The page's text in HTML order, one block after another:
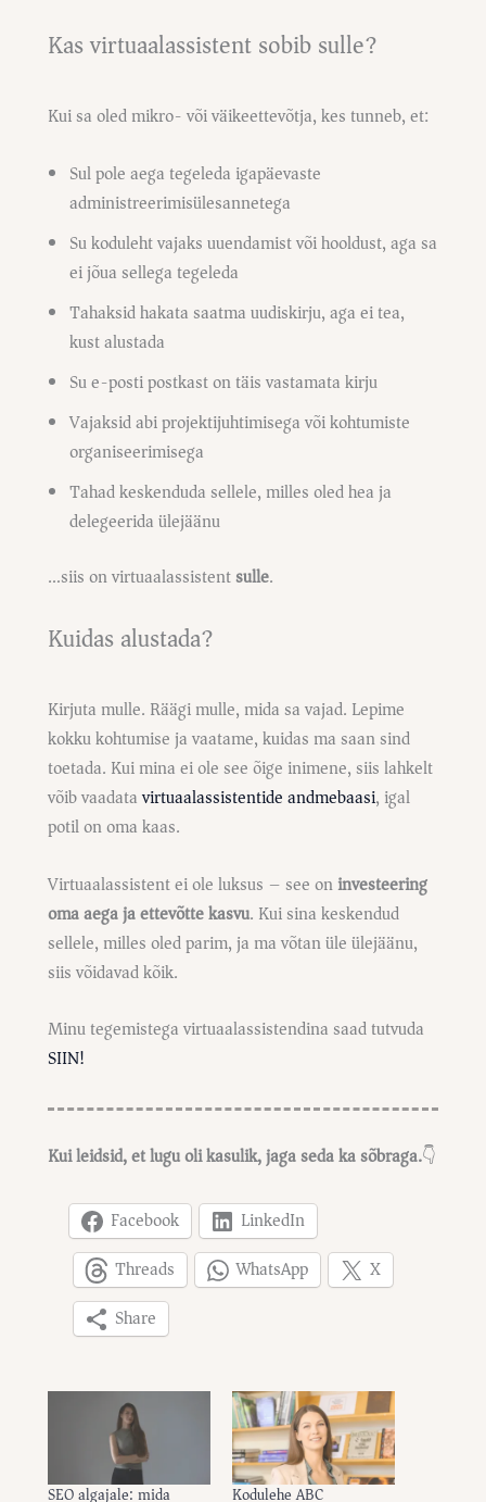
Kas virtuaalassistent sobib sulle?
Kui sa oled mikro- või väikeettevõtja, kes tunneb, et:
Sul pole aega tegeleda igapäevaste
administreerimisülesannetega
Su koduleht vajaks uuendamist või hooldust, aga sa
ei jõua sellega tegeleda
Tahaksid hakata saatma uudiskirju, aga ei tea,
kust alustada
Su e-posti postkast on täis vastamata kirju
Vajaksid abi projektijuhtimisega või kohtumiste
organiseerimisega
Tahad keskenduda sellele, milles oled hea ja
delegeerida ülejäänu
…siis on virtuaalassistentsulle.
Kuidas alustada?
Kirjuta mulle. Räägi mulle, mida sa vajad. Lepime
kokku kohtumise ja vaatame, kuidas ma saan sind
toetada. Kui mina ei ole see õige inimene, siis lahkelt
võib vaadatavirtuaalassistentide andmebaasi, igal
potil on oma kaas.
Virtuaalassistent ei ole luksus – see oninvesteering
oma aega ja ettevõtte kasvu. Kui sina keskendud
sellele, milles oled parim, ja ma võtan üle ülejäänu,
siis võidavad kõik.
Minu tegemistega virtuaalassistendina saad tutvuda
SIIN!
Kui leidsid, et lugu oli kasulik, jaga seda ka sõbraga.👇
Facebook
LinkedIn
Threads
WhatsApp
X
Share
SEO algajale: mida
Kodulehe ABC